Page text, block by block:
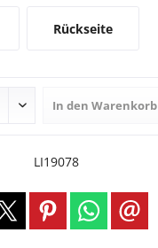
Rückseite
In den Warenkorb
LI19078